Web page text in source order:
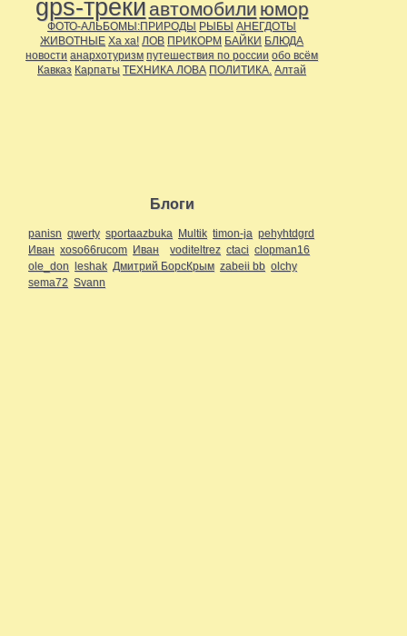
gps-треки автомобили юмор
ФОТО-АЛЬБОМЫ:ПРИРОДЫ РЫБЫ АНЕГДОТЫ
ЖИВОТНЫЕ Ха ха! ЛОВ ПРИКОРМ БАЙКИ БЛЮДА
новости анархотуризм путешествия по россии обо всём
Кавказ Карпаты ТЕХНИКА ЛОВА ПОЛИТИКА. Алтай
Блоги
panisn qwerty sportaazbuka Multik timon-ja pehyhtdgrd
Иван xoso66rucom Иван voditeltrez ctaci clopman16
ole_don leshak Дмитрий БорсКрым zabeii bb olchy
sema72 Svann